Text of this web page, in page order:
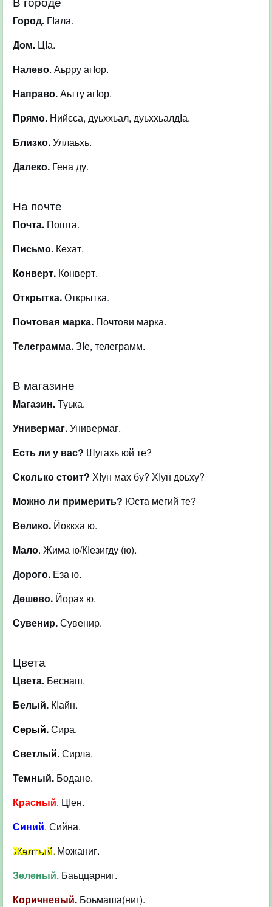
Город. ГІала.
Дом. ЦІа.
Налево. Аьрру агІор.
Направо.Аьтту агІор.
Прямо. Нийсса, дуьххьал, дуьххьалдІа.
Близко.Уллаьхь.
Далеко. Гена ду.
На почте
Почта. Пошта.
Письмо. Кехат.
Конверт. Конверт.
Открытка.Открытка.
Почтовая марка. Почтови марка.
Телеграмма.ЗІе, телеграмм.
В магазине
Магазин.Туька.
Универмаг.Универмаг.
Есть ли у вас? Шугахь юй те?
Сколько стоит? ХІун мах бу? ХІун доьху?
Можно ли примерить? Юста мегий те?
Велико. Йоккха ю.
Мало. Жима ю/КІезигду (ю).
Дорого. Еза ю.
Дешево. Йорах ю.
Сувенир.Сувенир.
Цвета
Цвета. Беснаш.
Белый. КІайн.
Серый.Сира.
Светлый.Сирла.
Темный. Бодане.
Красный. ЦІен.
Синий. Сийна.
Желтый.Можаниг.
Зеленый. Баьццарниг.
Коричневый. Боьмаша(ниг).